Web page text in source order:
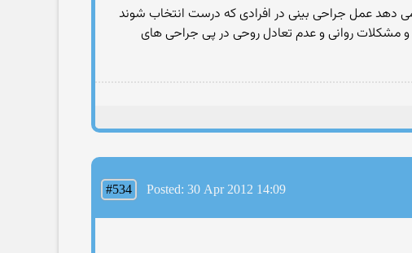
دهد عمل جراحی بینی در افرادی که درست انتخاب شوند
مشکلات روانی و عدم تعادل روحی در پی جراحی های
#534 Posted: 30 Apr 2012 14:09